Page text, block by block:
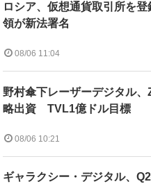
ロシア、仮想通貨取引所を
領が新法署名
08/06 11:04
野村傘下レーザーデジタル
略出資 TVL1億ドル目標
08/06 10:21
ギャラクシー・デジタル、